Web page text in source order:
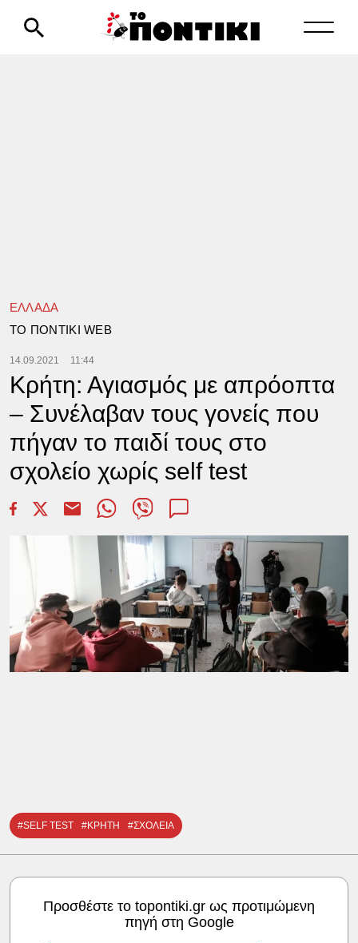
ΕΛΛΑΔΑ
TΟ ΠΟΝΤΙΚΙ WEB
14.09.2021 11:44
Κρήτη: Αγιασμός με απρόοπτα
– Συνέλαβαν τους γονείς που
πήγαν το παιδί τους στο
σχολείο χωρίς self test
#SELF TEST #ΚΡΗΤΗ #ΣΧΟΛΕΙΑ
Προσθέστε το topontiki.gr ως προτιμώμενη
πηγή στη Google